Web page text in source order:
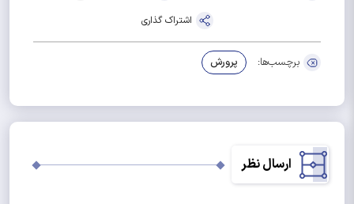
اشتراک گذاری
برچسب‌ها: پرورش
ارسال نظر